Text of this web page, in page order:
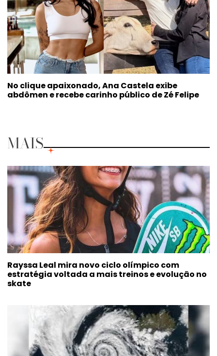
No clique apaixonado, Ana Castela exibe
abdômen e recebe carinho público de Zé Felipe
MAIS
Rayssa Leal mira novo ciclo olímpico com
estratégia voltada a mais treinos e evolução no
skate